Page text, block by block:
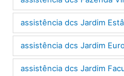
assistência dcs Jardim
assistência dcs Jardim
assistência dcs Jardim